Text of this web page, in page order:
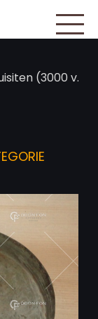
(3000 v.